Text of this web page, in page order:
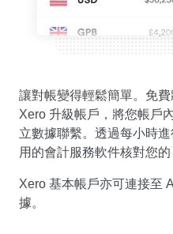
讓對帳變得輕鬆簡單。免
Xero 升級帳戶，將您帳戶
立數據聯繫。透過每小時
用的會計服務軟件核對您的
Xero 基本帳戶亦可連接至
據。